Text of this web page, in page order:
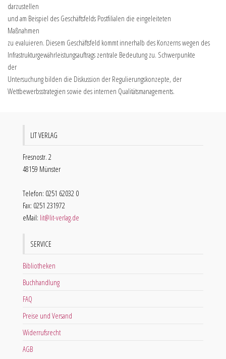
darzustellen
und am Beispiel des Geschäftsfelds Postfilialen die eingeleiteten
Maßnahmen
zu evaluieren. Diesem Geschäftsfeld kommt innerhalb des Konzerns wegen des
Infrastrukturgewährleistungsauftrags zentrale Bedeutung zu. Schwerpunkte
der
Untersuchung bilden die Diskussion der Regulierungskonzepte, der
Wettbewerbsstrategien sowie des internen Qualitätsmanagements.
LIT VERLAG
Fresnostr. 2
48159 Münster
Telefon: 0251 62032 0
Fax: 0251 231972
eMail: lit@lit-verlag.de
SERVICE
Bibliotheken
Buchhandlung
FAQ
Preise und Versand
Widerrufsrecht
AGB